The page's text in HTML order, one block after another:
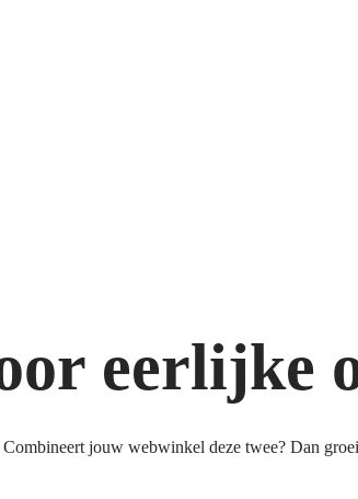
eerlijke
jouw webwinkel deze twee? Dan